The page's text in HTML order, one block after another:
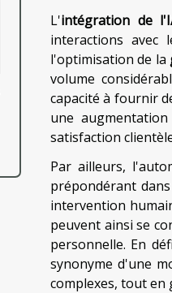
L'intégration de
interactions avec
l'optimisation de la
volume
capacité à fournir
une
satisfaction
Par ailleurs,
prépondérant
intervention
peuvent ainsi se
personnelle. En
synonyme d'une
complexes, tout en